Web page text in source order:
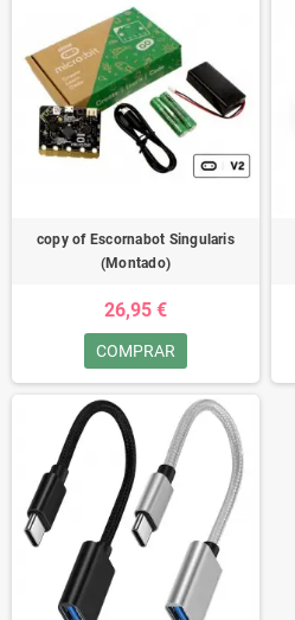
copy of Escornabot Singularis
(Montado)
26,95 €
COMPRAR